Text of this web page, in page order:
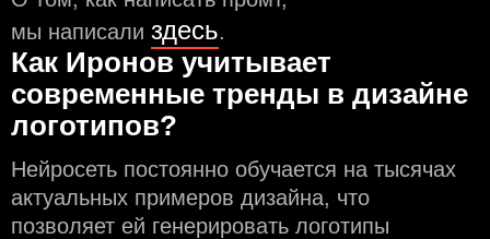
мы написали здесь.
Как Иронов учитывает
современные тренды в дизайне
логотипов?
Нейросеть постоянно обучается на тысячах
актуальных примеров дизайна, что
позволяет ей генерировать логотипы